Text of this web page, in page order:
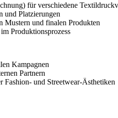
für verschiedene
und Platzierungen
Mustern und finalen Produkten
Produktionsprozess
Kampagnen
Partnern
und Streetwear-Ästhetiken